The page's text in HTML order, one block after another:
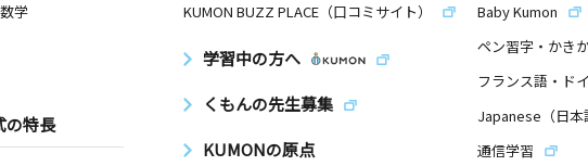
学
の特長
KUMON BUZZ PLACE（口コミサイト）
学習中の方へ
くもんの先生募集
KUMONの原点
Baby Kumon
ペン習字・かき
フランス語・ド
Japanese（日本
通信学習